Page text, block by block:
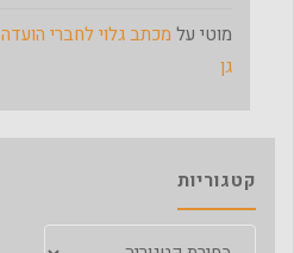
מוטי על מכתב גלוי לחברי
גן
קטגוריות